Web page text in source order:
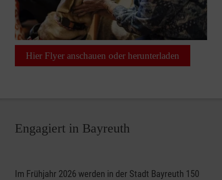
Hier Flyer anschauen oder herunterladen
Engagiert in Bayreuth
Im Frühjahr 2026 werden in der Stadt Bayreuth 150